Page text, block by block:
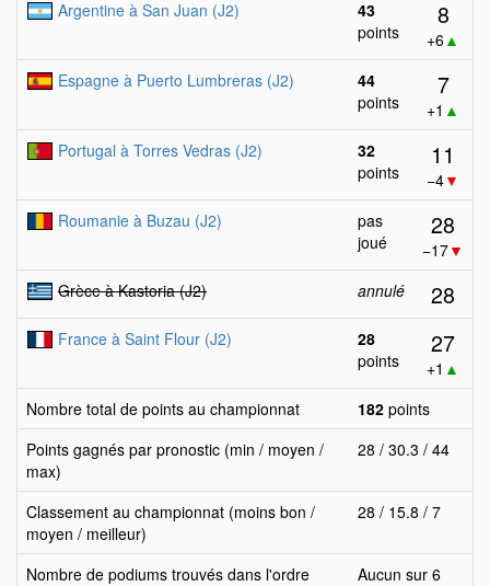
Argentine à San Juan (J2)
43
points
8
+6▲
Espagne à Puerto Lumbreras (J2)
44
points
7
+1 ▲
Portugal à Torres Vedras (J2)
32
points
11
−4▼
Roumanie à Buzau (J2)
pas
joué
28
−17▼
Grèce à Kastoria (J2)
annulé 28
France à Saint Flour (J2)
28
points
27
+1 ▲
Nombre total de points au championnat
182 points
Points gagnés par pronostic (min / moyen /
max)
28 / 30.3 / 44
Classement au championnat (moins bon /
moyen / meilleur)
28 / 15.8 / 7
Nombre de podiums trouvés dans l'ordre Aucun sur 6